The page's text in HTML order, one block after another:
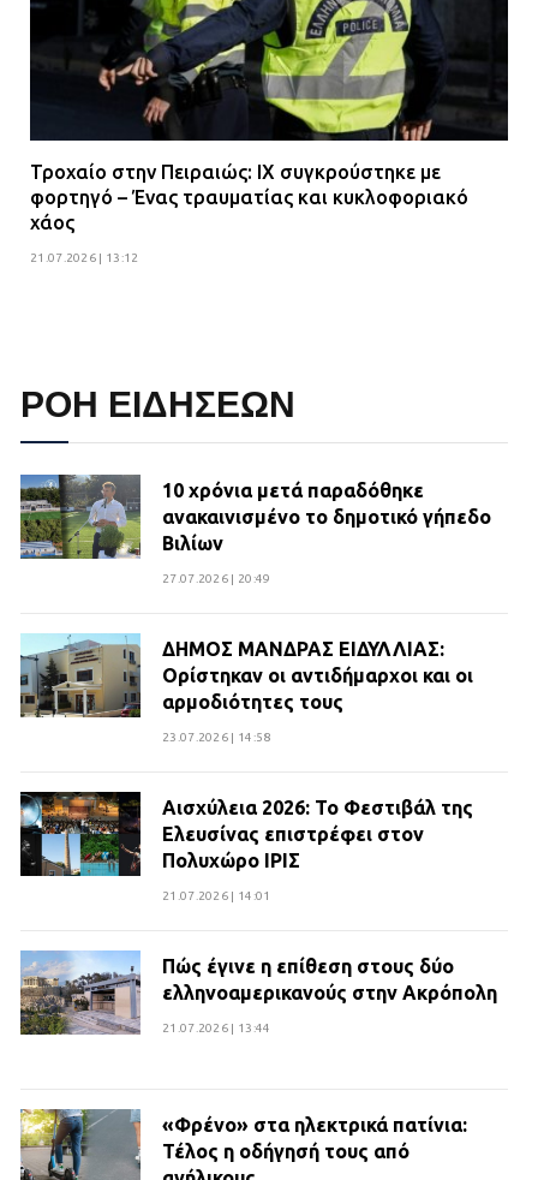
Τροχαίο στην Πειραιώς: ΙΧ συγκρούστηκε με
φορτηγό – Ένας τραυματίας και κυκλοφοριακό
χάος
21.07.2026 | 13:12
ΡΟΗ ΕΙΔΗΣΕΩΝ
10 χρόνια μετά παραδόθηκε
ανακαινισμένο το δημοτικό γήπεδο
Βιλίων
27.07.2026 | 20:49
ΔΗΜΟΣ ΜΑΝΔΡΑΣ ΕΙΔΥΛΛΙΑΣ:
Ορίστηκαν οι αντιδήμαρχοι και οι
αρμοδιότητες τους
23.07.2026 | 14:58
Αισχύλεια 2026: Το Φεστιβάλ της
Ελευσίνας επιστρέφει στον
Πολυχώρο ΙΡΙΣ
21.07.2026 | 14:01
Πώς έγινε η επίθεση στους δύο
ελληνοαμερικανούς στην Ακρόπολη
21.07.2026 | 13:44
«Φρένο» στα ηλεκτρικά πατίνια:
Τέλος η οδήγησή τους από